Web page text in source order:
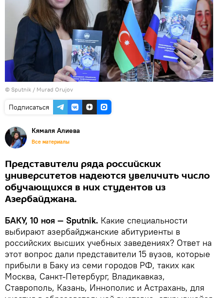
© Sputnik / Murad Orujov
Подписаться
Кямаля Алиева
Все материалы
Представители ряда российских
университетов надеются увеличить число
обучающихся в них студентов из
Азербайджана.
БАКУ, 10 ноя — Sputnik. Какие специальности
выбирают азербайджанские абитуриенты в
российских высших учебных заведениях? Ответ на
этот вопрос дали представители 15 вузов, которые
прибыли в Баку из семи городов РФ, таких как
Москва, Санкт-Петербург, Владикавказ,
Ставрополь, Казань, Иннополис и Астрахань, для